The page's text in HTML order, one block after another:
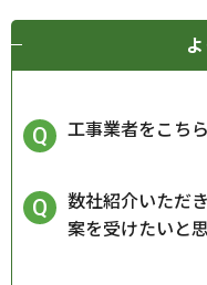
工事業者をこち
数社紹介いただ
案を受けたいと